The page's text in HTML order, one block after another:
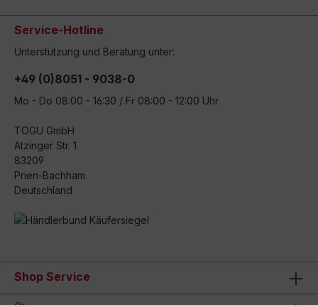
Service-Hotline
Unterstützung und Beratung unter:
+49 (0)8051 - 9038-0
Mo - Do 08:00 - 16:30 / Fr 08:00 - 12:00 Uhr
TOGU GmbH
Atzinger Str. 1
83209
Prien-Bachham
Deutschland
Shop Service